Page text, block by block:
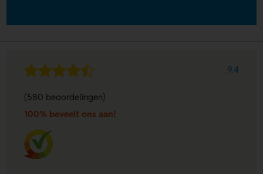
9.4
(580 beoordelingen)
100% beveelt ons aan!